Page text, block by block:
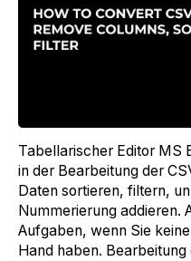
Tabellarischer Editor MS
in der Bearbeitung der
Daten sortieren, filtern,
Nummerierung addieren.
Aufgaben, wenn Sie
Hand haben.